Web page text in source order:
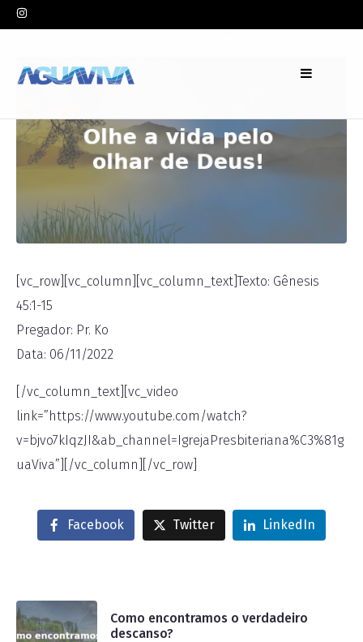
InCulto Noturno,Pr. Ko Leave a comment
[vc_row][vc_column][vc_column_text]Texto: Gênesis
45:1-15
Pregador: Pr. Ko
Data: 06/11/2022
[/vc_column_text][vc_video
link=”https://www.youtube.com/watch?
v=bjvo7kIqzJI&ab_channel=IgrejaPresbiteriana%C3%81g
uaViva”][/vc_column][/vc_row]
Facebook Twitter LinkedIn
Como encontramos o verdadeiro
descanso?